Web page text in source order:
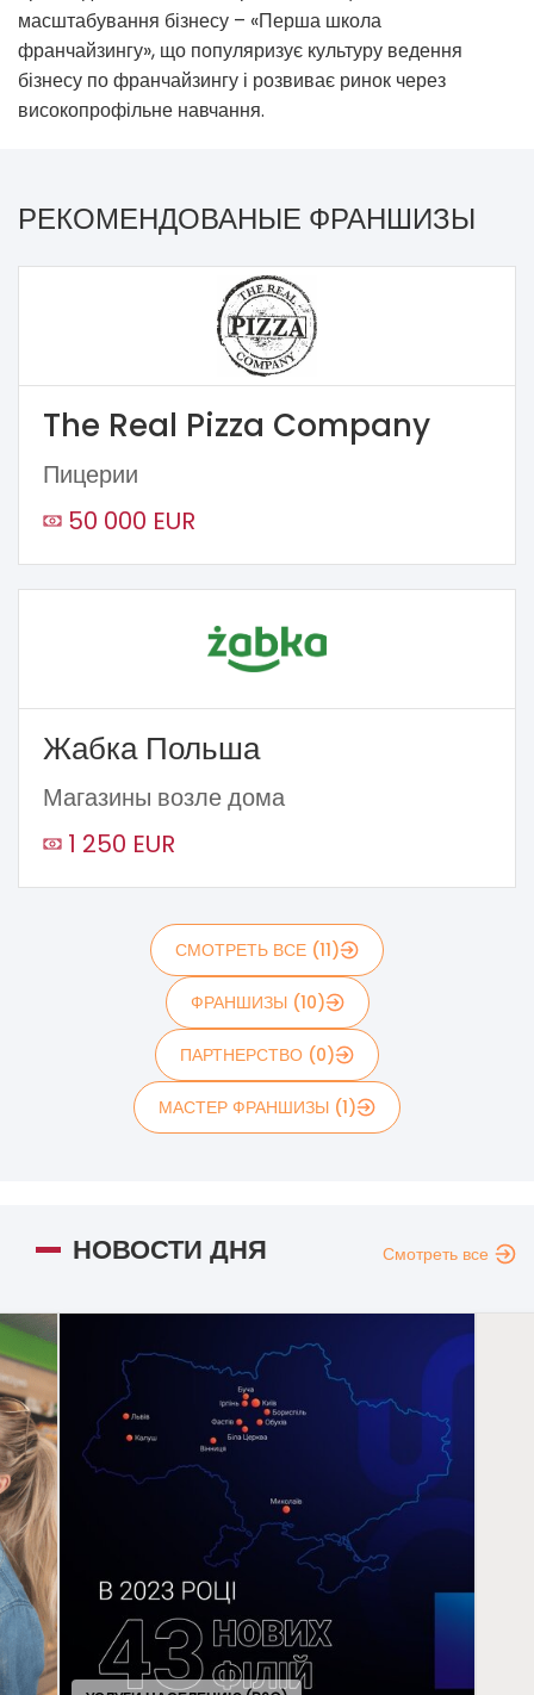
масштабування бізнесу – «Перша школа
франчайзингу», що популяризує культуру ведення
бізнесу по франчайзингу і розвиває ринок через
високопрофільне навчання.
РЕКОМЕНДОВАНЫЕ ФРАНШИЗЫ
The Real Pizza Company
Пицерии
50 000 EUR
Жабка Польша
Магазины возле дома
1 250 EUR
СМОТРЕТЬ ВСЕ (11)
ФРАНШИЗЫ (10)
ПАРТНЕРСТВО (0)
МАСТЕР ФРАНШИЗЫ (1)
НОВОСТИ ДНЯ Смотреть все